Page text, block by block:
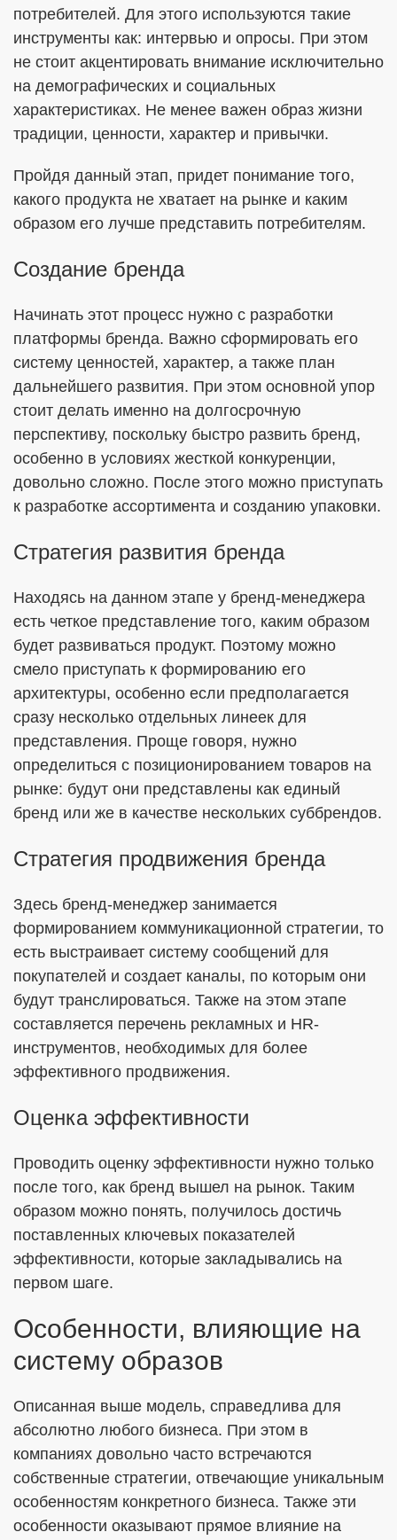
потребителей. Для этого используются такие
инструменты как: интервью и опросы. При этом
не стоит акцентировать внимание исключительно
на демографических и социальных
характеристиках. Не менее важен образ жизни
традиции, ценности, характер и привычки.
Пройдя данный этап, придет понимание того,
какого продукта не хватает на рынке и каким
образом его лучше представить потребителям.
Создание бренда
Начинать этот процесс нужно с разработки
платформы бренда. Важно сформировать его
систему ценностей, характер, а также план
дальнейшего развития. При этом основной упор
стоит делать именно на долгосрочную
перспективу, поскольку быстро развить бренд,
особенно в условиях жесткой конкуренции,
довольно сложно. После этого можно приступать
к разработке ассортимента и созданию упаковки.
Стратегия развития бренда
Находясь на данном этапе у бренд-менеджера
есть четкое представление того, каким образом
будет развиваться продукт. Поэтому можно
смело приступать к формированию его
архитектуры, особенно если предполагается
сразу несколько отдельных линеек для
представления. Проще говоря, нужно
определиться с позиционированием товаров на
рынке: будут они представлены как единый
бренд или же в качестве нескольких суббрендов.
Стратегия продвижения бренда
Здесь бренд-менеджер занимается
формированием коммуникационной стратегии, то
есть выстраивает систему сообщений для
покупателей и создает каналы, по которым они
будут транслироваться. Также на этом этапе
составляется перечень рекламных и HR-
инструментов, необходимых для более
эффективного продвижения.
Оценка эффективности
Проводить оценку эффективности нужно только
после того, как бренд вышел на рынок. Таким
образом можно понять, получилось достичь
поставленных ключевых показателей
эффективности, которые закладывались на
первом шаге.
Особенности, влияющие на
систему образов
Описанная выше модель, справедлива для
абсолютно любого бизнеса. При этом в
компаниях довольно часто встречаются
собственные стратегии, отвечающие уникальным
особенностям конкретного бизнеса. Также эти
особенности оказывают прямое влияние на